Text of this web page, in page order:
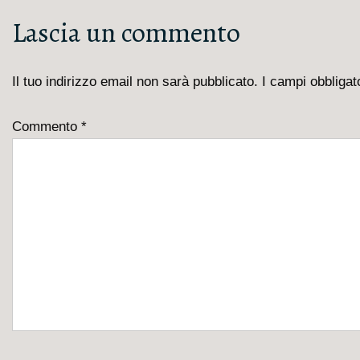
è
Lascia un commento
Il tuo indirizzo email non sarà pubblicato. I campi
Commento *